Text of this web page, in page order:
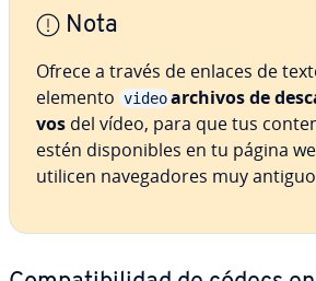
Nota
Ofrece a través de enlaces de
elemento video archivos de
vos del vídeo, para que tus
estén di­s­po­ni­bles en tu página
utilicen na­ve­ga­do­res muy